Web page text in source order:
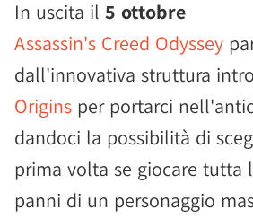
In uscita il 5 ottobre
Assassin's Creed Odyssey
dall'innovativa struttura
Origins per portarci
dandoci la possibilità di
prima volta se giocare tutta
panni di un personaggio